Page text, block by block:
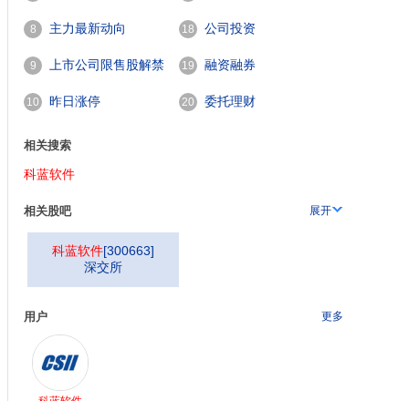
8 主力最新动向
9 上市公司限售股解禁
一览
10 昨日涨停
18 公司投资
19 融资融券
20 委托理财
相关搜索
科蓝软件
相关股吧 展开
科蓝软件[300663]
深交所
用户 更多